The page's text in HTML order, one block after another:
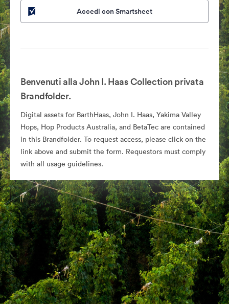
Accedi con Smartsheet
Benvenuti alla John I. Haas Collection privata
Brandfolder.
Digital assets for BarthHaas, John I. Haas, Yakima Valley
Hops, Hop Products Australia, and BetaTec are contained
in this Brandfolder. To request access, please click on the
link above and submit the form. Requestors must comply
with all usage guidelines.